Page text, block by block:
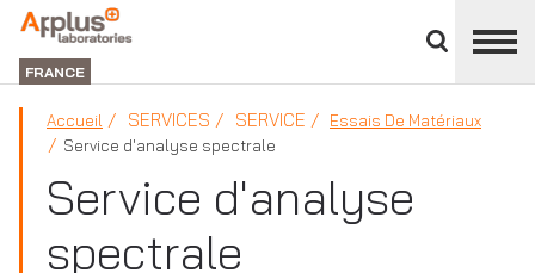
Fermer
panneau
divisions
DIVISION
LABORATORIES
FRANCE
Accueil SERVICES SERVICE
Essais De Matériaux
Service d'analyse spectrale
Service d'analyse
spectrale